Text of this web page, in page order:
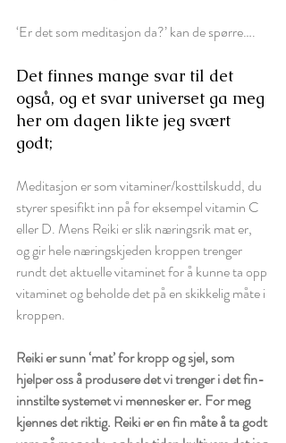
‘Er det som meditasjon da?’ kan de spørre….
Det finnes mange svar til det
også, og et svar universet ga meg
her om dagen likte jeg svært
godt;
Meditasjon er som vitaminer/kosttilskudd, du
styrer spesifikt inn på for eksempel vitamin C
eller D. Mens Reiki er slik næringsrik mat er,
og gir hele næringskjeden kroppen trenger
rundt det aktuelle vitaminet for å kunne ta opp
vitaminet og beholde det på en skikkelig måte i
kroppen.
Reiki er sunn ‘mat’ for kropp og sjel, som
hjelper oss å produsere det vi trenger i det fin-
innstilte systemet vi mennesker er. For meg
kjennes det riktig. Reiki er en fin måte å ta godt